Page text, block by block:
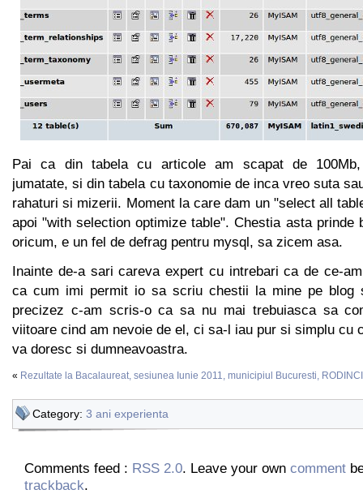
Pai ca din tabela cu articole am scapat de 100Mb,
jumatate, si din tabela cu taxonomie de inca vreo suta
rahaturi si mizerii. Moment la care dam un "select all
apoi "with selection optimize table". Chestia asta prinde
oricum, e un fel de defrag pentru mysql, sa zicem asa.
Inainte de-a sari careva expert cu intrebari ca de ce-
ca cum imi permit io sa scriu chestii la mine pe blog
precizez c-am scris-o ca sa nu mai trebuiasca sa
viitoare cind am nevoie de el, ci sa-l iau pur si simplu cu
va doresc si dumneavoastra.
« Rezultate la Bacalaureat, sesiunea Iunie 2011, municipiul Bucuresti,
Category: 3 ani experienta
Comments feed : RSS 2.0. Leave your own comment
trackback.